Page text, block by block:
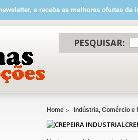
e receba as melhores ofertas da
PESQUISAR:
Home Indústria, Comércio e